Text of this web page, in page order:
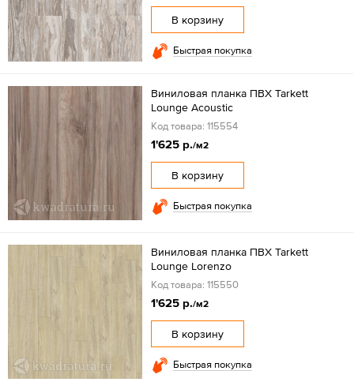
В корзину
Быстрая покупка
Виниловая планка ПВХ Tarkett
Lounge Acoustic
Код товара: 115554
1'625 р./м2
В корзину
Быстрая покупка
Виниловая планка ПВХ Tarkett
Lounge Lorenzo
Код товара: 115550
1'625 р./м2
В корзину
Быстрая покупка